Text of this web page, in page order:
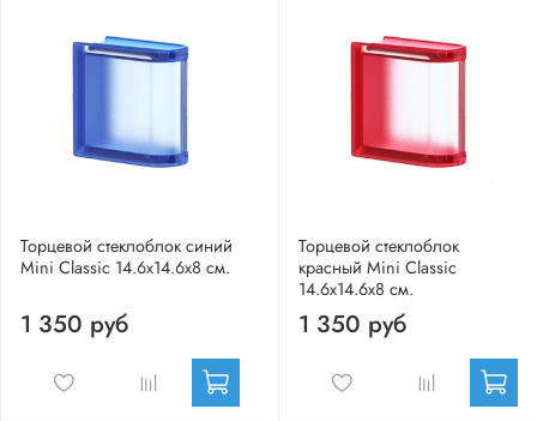
Торцевой стеклоблок синий
Mini Classic 14.6x14.6x8 см.
1 350 руб
Торцевой стеклоблок
красный Mini Classic
14.6x14.6x8 см.
1 350 руб